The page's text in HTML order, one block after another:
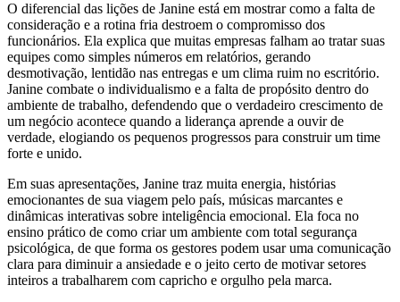
O diferencial das lições de Janine está em mostrar como a falta de
consideração e a rotina fria destroem o compromisso dos
funcionários. Ela explica que muitas empresas falham ao tratar suas
equipes como simples números em relatórios, gerando
desmotivação, lentidão nas entregas e um clima ruim no escritório.
Janine combate o individualismo e a falta de propósito dentro do
ambiente de trabalho, defendendo que o verdadeiro crescimento de
um negócio acontece quando a liderança aprende a ouvir de
verdade, elogiando os pequenos progressos para construir um time
forte e unido.
Em suas apresentações, Janine traz muita energia, histórias
emocionantes de sua viagem pelo país, músicas marcantes e
dinâmicas interativas sobre inteligência emocional. Ela foca no
ensino prático de como criar um ambiente com total segurança
psicológica, de que forma os gestores podem usar uma comunicação
clara para diminuir a ansiedade e o jeito certo de motivar setores
inteiros a trabalharem com capricho e orgulho pela marca.